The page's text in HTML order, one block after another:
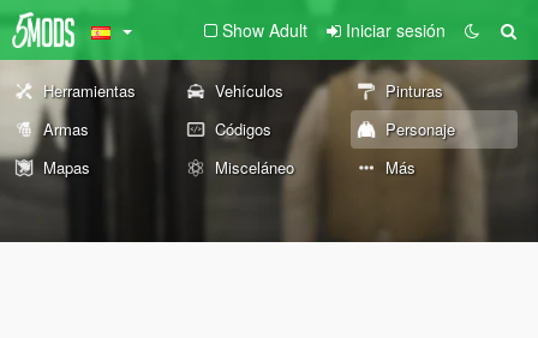
Show Adult Iniciar sesión
Herramientas Vehículos
Pinturas
Armas
Códigos
Personaje
Mapas
Misceláneo Más